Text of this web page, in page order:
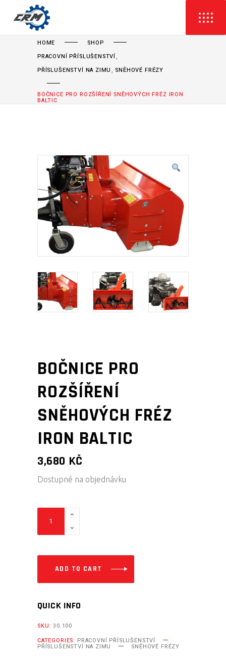
HOME
SHOP
PRACOVNÍ PŘÍSLUŠENSTVÍ,
PŘÍSLUŠENSTVÍ NA ZIMU , SNĚHOVÉ FRÉZY
BOČNICE PRO ROZŠÍŘENÍ SNĚHOVÝCH FRÉZ IRON
BALTIC
BOČNICE PRO
ROZŠÍŘENÍ
SNĚHOVÝCH FRÉZ
IRON BALTIC
3,680 KČ
Dostupné na objednávku
sněhových
Iron
quantity
ADD TO CART
QUICK INFO
SKU:30.100
CATEGORIES: PRACOVNÍ PŘÍSLUŠENSTVÍ
PŘÍSLUŠENSTVÍ NA ZIMU SNĚHOVÉ FRÉZY